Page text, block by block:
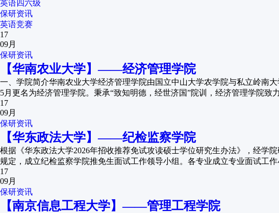
英语四六级
保研资讯
英语竞赛
17
09月
保研资讯
【华南农业大学】——经济管理学院
一、学院简介华南农业大学经济管理学院由国立中山大学农学院与私立岭南
5月更名为经济管理学院。秉承“致知明德，经世济国”院训，经济管理学院
17
09月
保研资讯
【华东政法大学】——纪检监察学院
根据《华东政法大学2026年招收推荐免试攻读硕士学位研究生办法》，经学
规定，成立纪检监察学院推免生面试工作领导小组。各专业成立专业面试工
17
09月
保研资讯
【南京信息工程大学】——管理工程学院